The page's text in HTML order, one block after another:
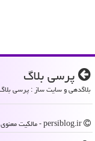
پرسی بلاگ
بلاگدهی و سایت ساز : پرسی